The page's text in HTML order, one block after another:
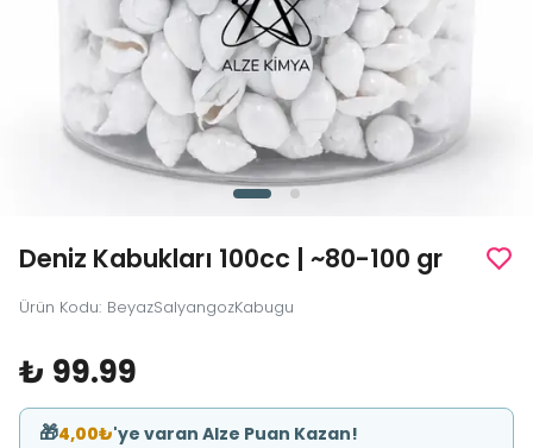
Deniz Kabukları 100cc | ~80-100 gr
Ürün Kodu: BeyazSalyangozKabugu
₺ 99.99
🎁4,00₺'ye varan Alze Puan Kazan!